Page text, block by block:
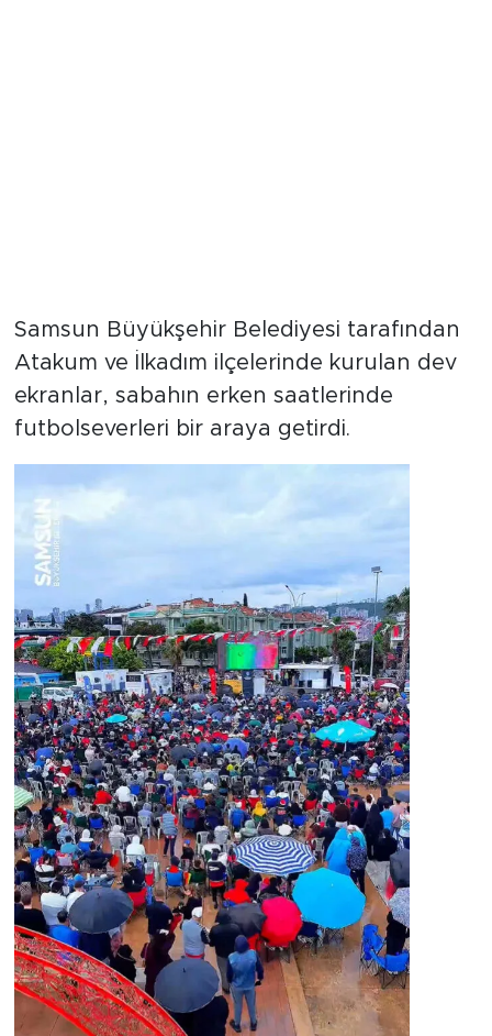
Samsun Büyükşehir Belediyesi tarafından
Atakum ve İlkadım ilçelerinde kurulan dev
ekranlar, sabahın erken saatlerinde
futbolseverleri bir araya getirdi.